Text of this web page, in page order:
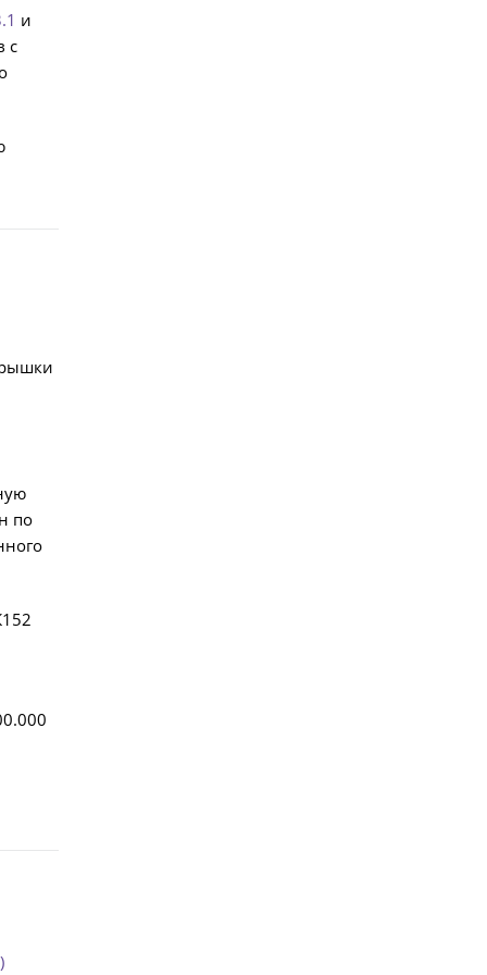
и
с
по